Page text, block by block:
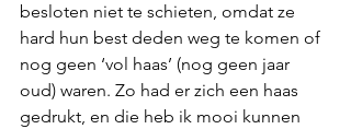
besloten niet te schieten, omdat ze
hard hun best deden weg te komen of
nog geen ‘vol haas’ (nog geen jaar
oud) waren. Zo had er zich een haas
gedrukt, en die heb ik mooi kunnen